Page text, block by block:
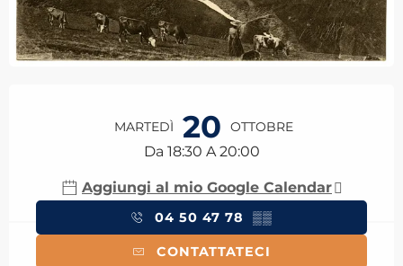
MARTEDÌ 20 OTTOBRE
Da 18:30 A 20:00
Aggiungi al mio Google Calendar
04 50 47 78 ▒▒
CONTATTATECI